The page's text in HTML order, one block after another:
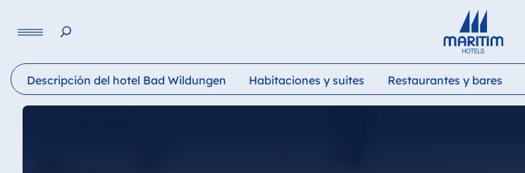
Descripción del hotel Bad Wildungen Habitaciones y suites Restaurantes y bares